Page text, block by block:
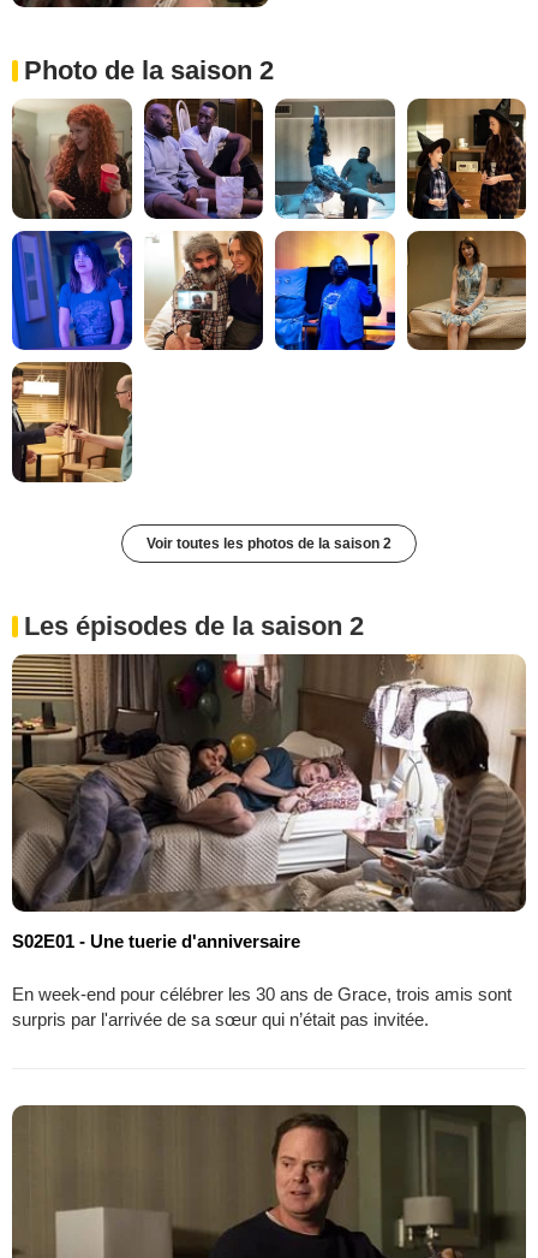
Photo de la saison 2
Voir toutes les photos de la saison 2
Les épisodes de la saison 2
S02E01 - Une tuerie d'anniversaire
En week-end pour célébrer les 30 ans de Grace, trois amis sont
surpris par l'arrivée de sa sœur qui n’était pas invitée.